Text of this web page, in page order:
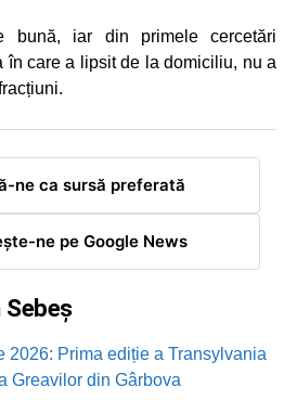
bună, iar din primele cercetări
în care a lipsit de la domiciliu, nu a
ne ca sursă preferată
ne pe Google News
2026: Prima ediție a Transylvania
Greavilor din Gârbova